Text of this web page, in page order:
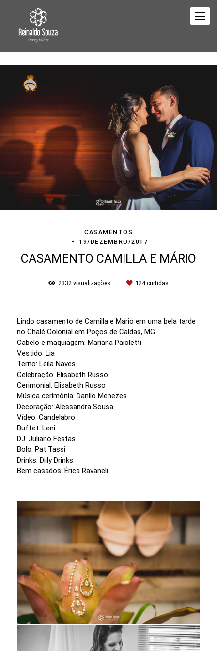
CASAMENTOS
19/DEZEMBRO/2017
CASAMENTO CAMILLA E MÁRIO
2332 visualizações 124curtidas
Lindo casamento de Camilla e Mário em uma bela tarde
no Chalé Colonial em Poços de Caldas, MG.
Cabelo e maquiagem: Mariana Paioletti
Vestido: Lia
Terno: Leila Naves
Celebração: Elisabeth Russo
Cerimonial: Elisabeth Russo
Música cerimônia: Danilo Menezes
Decoração: Alessandra Sousa
Vídeo: Candelabro
Buffet: Leni
DJ: Juliano Festas
Bolo: Pat Tassi
Drinks: Dilly Drinks
Bem casados: Érica Ravaneli